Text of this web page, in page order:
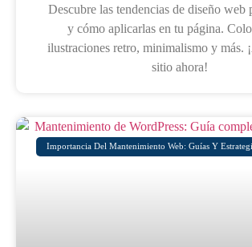
Descubre las tendencias de diseño web
y cómo aplicarlas en tu página.
ilustraciones retro, minimalismo y más.
sitio ahora!
Importancia Del Mantenimiento Web: Guías Y